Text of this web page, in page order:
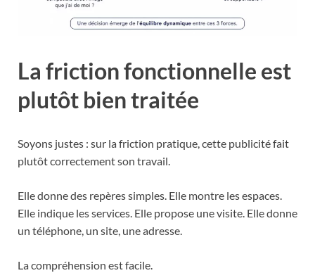
La friction fonctionnelle est
plutôt bien traitée
Soyons justes : sur la friction pratique, cette publicité fait
plutôt correctement son travail.
Elle donne des repères simples. Elle montre les espaces.
Elle indique les services. Elle propose une visite. Elle donne
un téléphone, un site, une adresse.
La compréhension est facile.